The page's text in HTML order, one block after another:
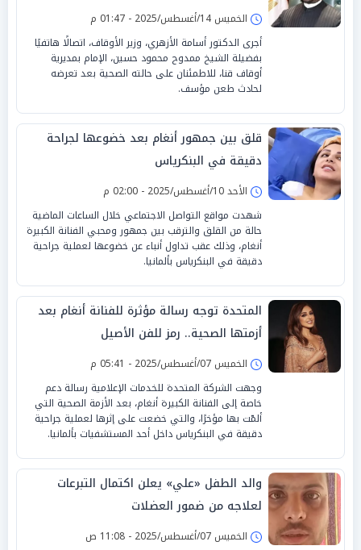
الخميس 14/أغسطس/2025 - 01:47 م
أجرى الدكتور أسامة الأزهري، وزير الأوقاف، اتصالًا هاتفيًا
بفضيلة الشيخ ممدوح محمود حسين، الإمام بمديرية
أوقاف قنا، للاطمئنان على حالته الصحية بعد تعرضه
لحادث طعن مؤسف.
قلق بين جمهور أنغام بعد خضوعها لجراحة
دقيقة في البنكرياس
الأحد 10/أغسطس/2025 - 02:00 م
شهدت مواقع التواصل الاجتماعي خلال الساعات الماضية
حالة من القلق والترقب بين جمهور ومحبي الفنانة الكبيرة
أنغام، وذلك عقب تداول أنباء عن خضوعها لعملية جراحية
دقيقة في البنكرياس بألمانيا.
المتحدة توجه رسالة مؤثرة للفنانة أنغام بعد
أزمتها الصحية.. رمز للفن الأصيل
الخميس 07/أغسطس/2025 - 05:41 م
وجهت الشركة المتحدة للخدمات الإعلامية رسالة دعم
خاصة إلى الفنانة الكبيرة أنغام، بعد الأزمة الصحية التي
ألمّت بها مؤخرًا، والتي خضعت على إثرها لعملية جراحية
دقيقة في البنكرياس داخل أحد المستشفيات بألمانيا.
والد الطفل «علي» يعلن اكتمال التبرعات
لعلاجه من ضمور العضلات
الخميس 07/أغسطس/2025 - 11:08 ص